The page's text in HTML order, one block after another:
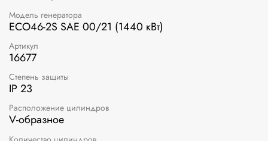
Модель генератора
ECO46-2S SAE 00/21 (1440 кВт)
Артикул
16677
Степень защиты
IP 23
Расположение цилиндров
V-образное